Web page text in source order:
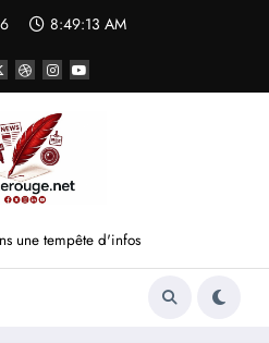
8:49:13 AM
une tempête d'infos